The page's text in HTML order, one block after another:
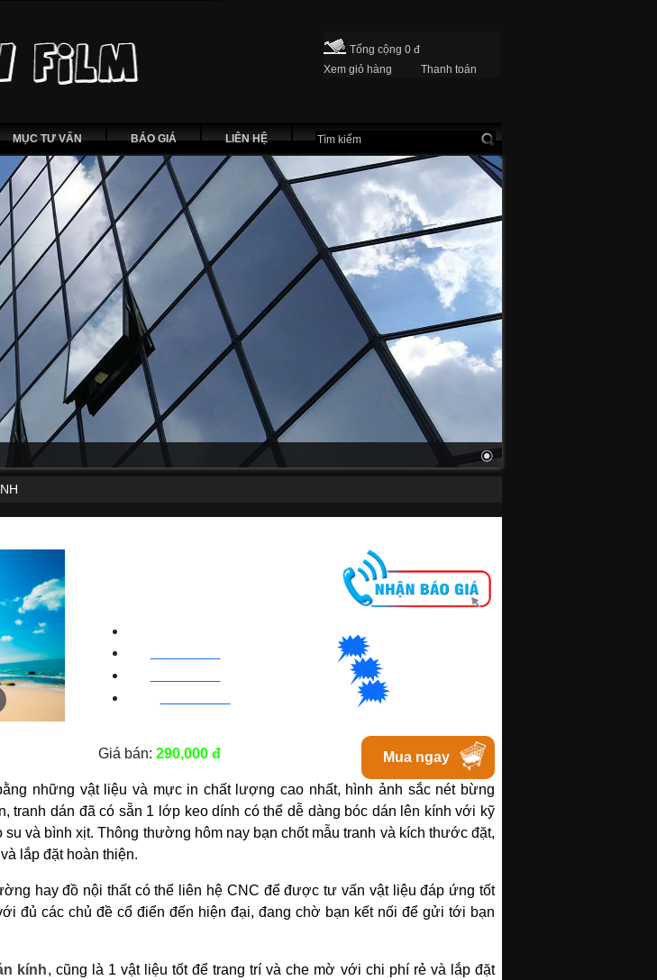
Tổng cộng 0 đ
Xem giỏ hàng
Thanh toán
MỤC TƯ VẤN BÁO GIÁ LIÊN HỆ
🗯
🗯
🗯
Giá bán: 290,000 đ Mua ngay
những vật liệu và mực in chất lượng cao nhất, hình ảnh sắc nét bừng
tranh dán đã có sẵn 1 lớp keo dính có thể dễ dàng bóc dán lên kính với kỹ
và bình xịt. Thông thường hôm nay bạn chốt mẫu tranh và kích thước đặt,
lắp đặt hoàn thiện.
hay đồ nội thất có thể liên hệ CNC để được tư vấn vật liệu đáp ứng tốt
đủ các chủ đề cổ điển đến hiện đại, đang chờ bạn kết nối để gửi tới bạn
kính, cũng là 1 vật liệu tốt để trang trí và che mờ với chi phí rẻ và lắp đặt